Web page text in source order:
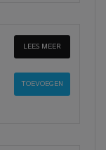
LEES MEER